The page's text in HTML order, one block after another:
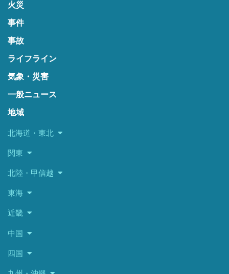
火災
事件
事故
ライフライン
気象・災害
一般ニュース
地域
北海道・東北
関東
北陸・甲信越
東海
近畿
中国
四国